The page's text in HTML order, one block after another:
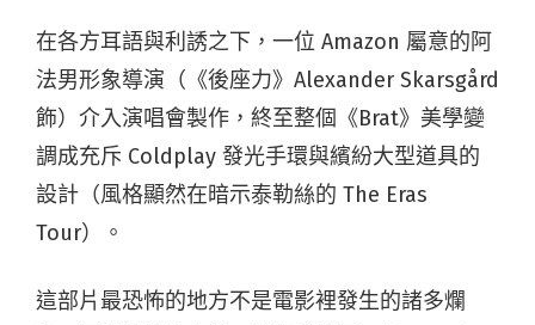
在各方耳語與利誘之下，一位 Amazon 屬意的阿
法男形象導演（《後座力》Alexander Skarsgård
飾）介入演唱會製作，終至整個《Brat》美學變
調成充斥 Coldplay 發光手環與繽紛大型道具的
設計（風格顯然在暗示泰勒絲的 The Eras
Tour）。
這部片最恐怖的地方不是電影裡發生的諸多爛